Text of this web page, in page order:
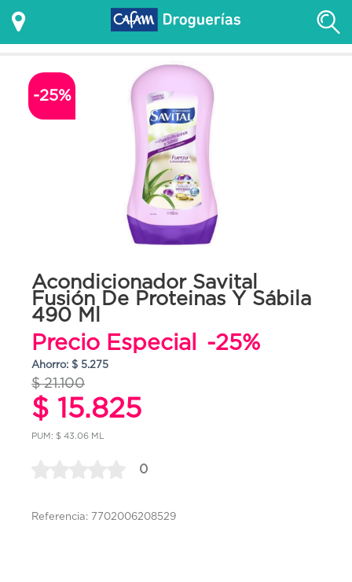
-25%
Acondicionador Savital
Fusión De Proteinas Y Sábila
490 Ml
Precio Especial -25%
Ahorro: $ 5.275
$ 21.100
$ 15.825
PUM: $ 43.06 ML
0
Referencia: 7702006208529